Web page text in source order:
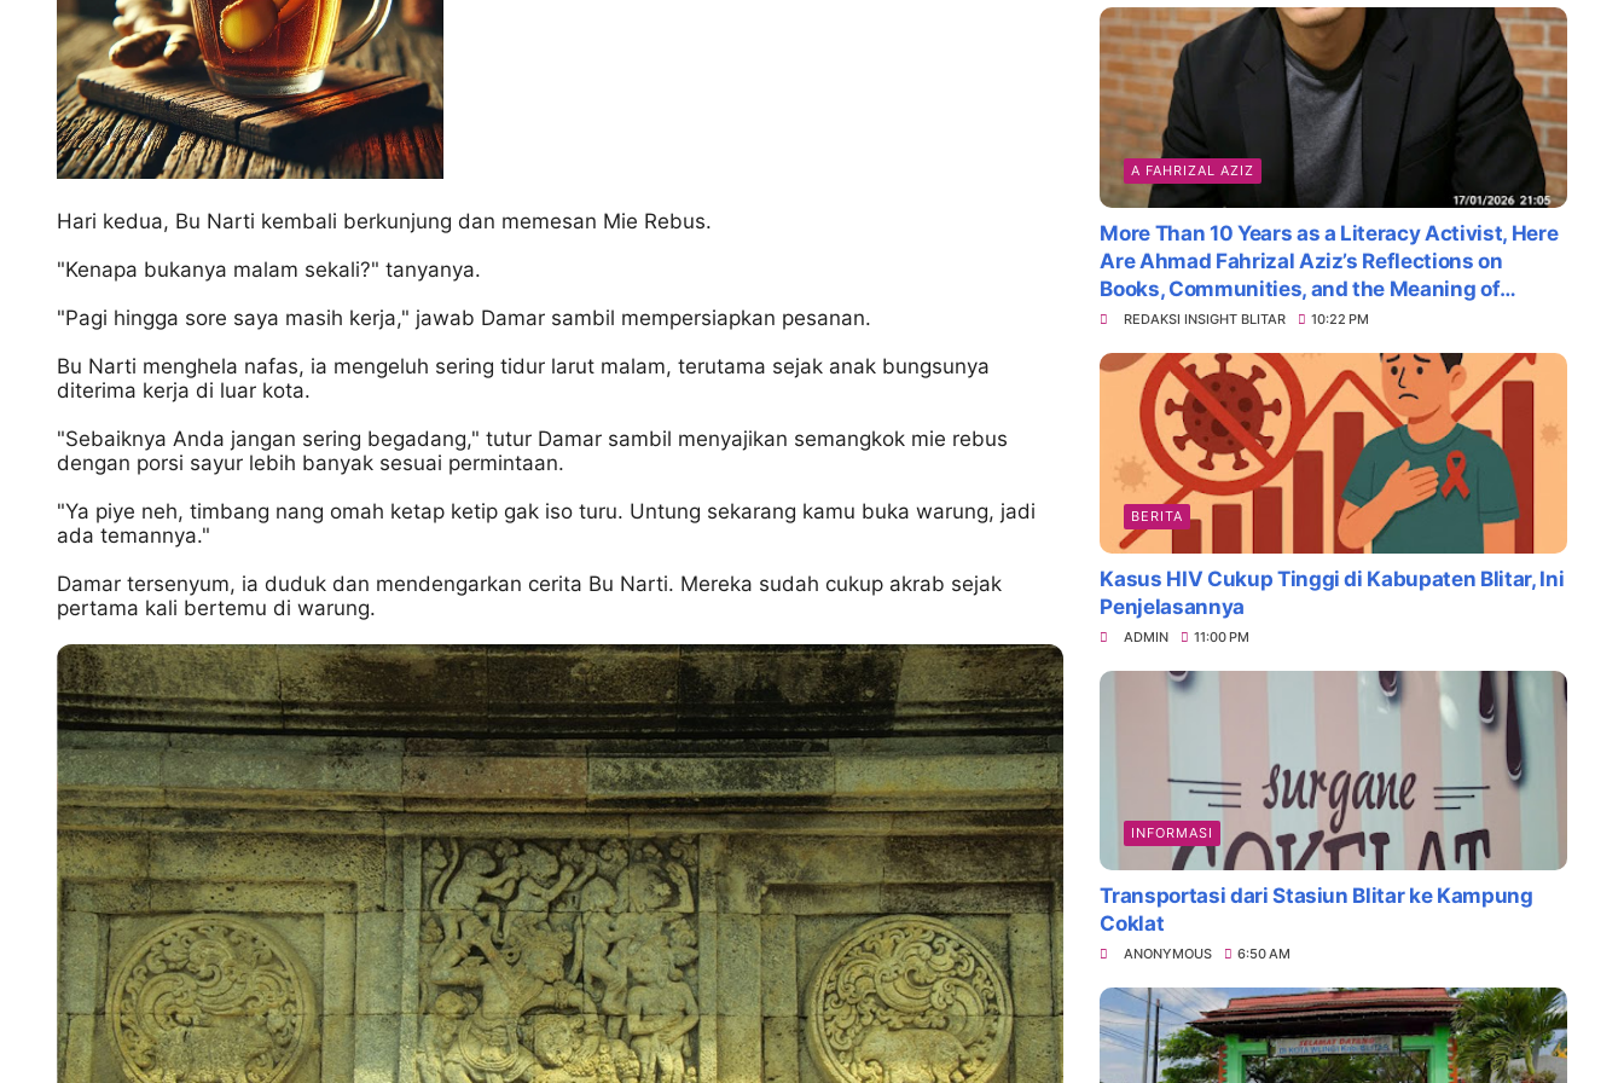
Hari kedua, Bu Narti kembali berkunjung dan memesan Mie Rebus.
"Kenapa bukanya malam sekali?" tanyanya.
"Pagi hingga sore saya masih kerja," jawab Damar sambil mempersiapkan pesanan.
Bu Narti menghela nafas, ia mengeluh sering tidur larut malam, terutama sejak anak bungsunya
diterima kerja di luar kota.
"Sebaiknya Anda jangan sering begadang," tutur Damar sambil menyajikan semangkok mie rebus
dengan porsi sayur lebih banyak sesuai permintaan.
"Ya piye neh, timbang nang omah ketap ketip gak iso turu. Untung sekarang kamu buka warung, jadi
ada temannya."
Damar tersenyum, ia duduk dan mendengarkan cerita Bu Narti. Mereka sudah cukup akrab sejak
pertama kali bertemu di warung.
A FAHRIZAL AZIZ
More Than 10 Years as a Literacy Activist, Here
Are Ahmad Fahrizal Aziz’s Reflections on
Books, Communities, and the Meaning of
Survival
REDAKSI INSIGHT BLITAR 10:22 PM
BERITA
Kasus HIV Cukup Tinggi di Kabupaten Blitar, Ini
Penjelasannya
ADMIN 11:00 PM
INFORMASI
Transportasi dari Stasiun Blitar ke Kampung
Coklat
ANONYMOUS 6:50 AM